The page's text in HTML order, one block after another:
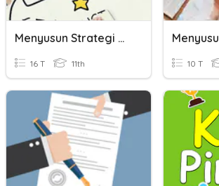
Menyusun Strategi Dan Media Promosi
16 T 11th 10 T